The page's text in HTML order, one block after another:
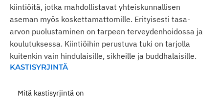
kiintiöitä, jotka mahdollistavat yhteiskunnallisen
aseman myös koskettamattomille. Erityisesti tasa-
arvon puolustaminen on tarpeen terveydenhoidossa ja
koulutuksessa. Kiintiöihin perustuva tuki on tarjolla
kuitenkin vain hindulaisille, sikheille ja buddhalaisille.
KASTISYRJINTÄ
Mitä kastisyrjintä on